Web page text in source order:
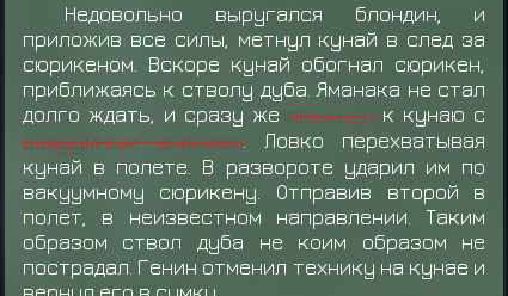
Недовольно выругался блондин, и
приложив все силы, метнул кунай в след за
сюрикеном. Вскоре кунай обогнал сюрикен,
приближаясь к стволу дуба. Яманака не стал
долго ждать, и сразу жепрыгнулк кунаю с
вакуумным клинком. Ловко перехватывая
кунай в полете. В развороте ударил им по
вакуумному сюрикену. Отправив второй в
полет, в неизвестном направлении. Таким
образом ствол дуба не коим образом не
пострадал. Генин отменил технику на кунае и